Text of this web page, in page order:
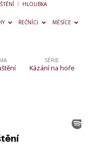
/ HLOUBKA
ŘEČNÍCI MĚSÍCE
SÉRIE
Kázání na hoře